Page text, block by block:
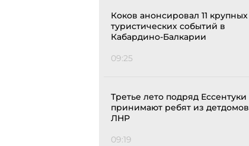
Коков анонсировал 11 крупных
туристических событий в
Кабардино-Балкарии
09:25
Третье лето подряд Ессентуки
принимают ребят из детдомов
ЛНР
09:19